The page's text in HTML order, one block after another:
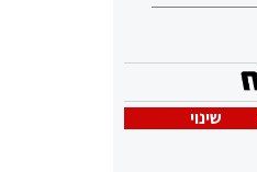
שינוי